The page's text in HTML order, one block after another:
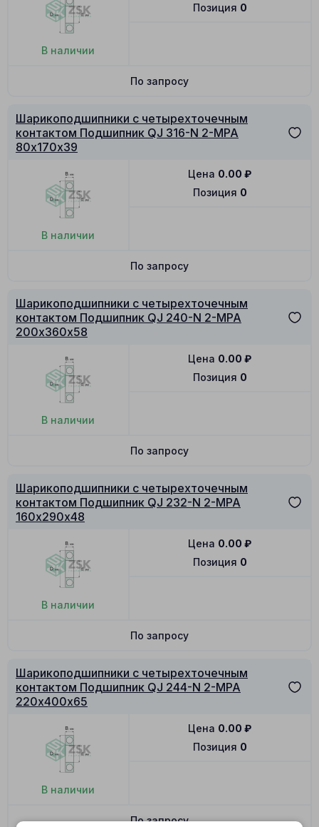
В наличии
Позиция 0
По запросу
Шарикоподшипники с четырехточечным
контактом Подшипник QJ 316-N 2-MPA
80х170х39
В наличии
Позиция 0
Цена 0.00 ₽
По запросу
Шарикоподшипники с четырехточечным
контактом Подшипник QJ 240-N 2-MPA
200х360х58
В наличии
Позиция 0
Цена 0.00 ₽
По запросу
Шарикоподшипники с четырехточечным
контактом Подшипник QJ 232-N 2-MPA
160х290х48
В наличии
Позиция 0
Цена 0.00 ₽
По запросу
Шарикоподшипники с четырехточечным
контактом Подшипник QJ 244-N 2-MPA
220х400х65
В наличии
Позиция 0
Цена 0.00 ₽
По запросу